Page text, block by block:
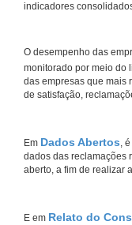
indicadores
O desempenho das
monitorado por meio do
das empresas que mais
de satisfação,
Em Dados Abertos,
dados das reclamações
aberto, a fim de realizar
E em Relato do